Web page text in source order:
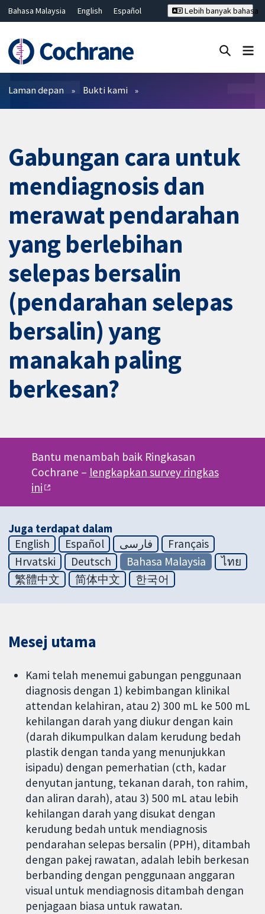
Bahasa Malaysia English
Español
Hrvatski
Deutsch ไทย
繁體中文
简体中文
Lebih banyak bahasa
Penapis
Laman depan Bukti kami
Gabungan cara untuk
mendiagnosis dan
merawat pendarahan
yang berlebihan
selepas bersalin
(pendarahan selepas
bersalin) yang
manakah paling
berkesan?
Bantu menambah baik Ringkasan
Cochrane – lengkapkan survey ringkas
ini
Juga terdapat dalam
English
Español فارسی
Français
Hrvatski
Deutsch Bahasa Malaysia
ไทย
繁體中文
简体中文 한국어
Mesej utama
Kami telah menemui gabungan penggunaan
diagnosis dengan 1) kebimbangan klinikal
attendan kelahiran, atau 2) 300 mL ke 500 mL
kehilangan darah yang diukur dengan kain
(darah dikumpulkan dalam kerudung bedah
plastik dengan tanda yang menunjukkan
isipadu) dengan pemerhatian (cth, kadar
denyutan jantung, tekanan darah, ton rahim,
dan aliran darah), atau 3) 500 mL atau lebih
kehilangan darah yang disukat dengan
kerudung bedah untuk mendiagnosis
pendarahan selepas bersalin (PPH), ditambah
dengan pakej rawatan, adalah lebih berkesan
berbanding dengan penggunaan anggaran
visual untuk mendiagnosis ditambah dengan
penjagaan biasa untuk rawatan.